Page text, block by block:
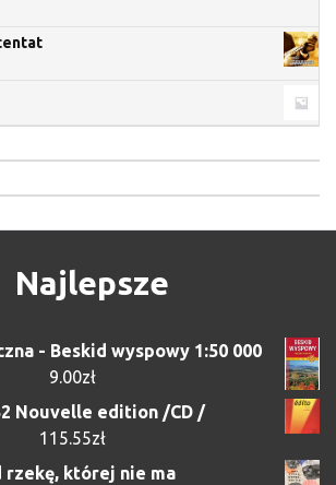
Najlepsze
- Beskid wyspowy 1:50 000
9.00zł
Nouvelle edition /CD /
115.55zł
rzekę, której nie ma